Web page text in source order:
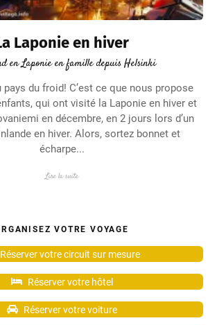
Laponie en hiver
en Laponie en famille depuis Helsinki
pays du froid! C’est ce que nous propose
qui ont visité la Laponie en hiver et
en décembre, en 2 jours lors d’un
en hiver. Alors, sortez bonnet et
écharpe...
Lire la suite
VOTRE VOYAGE
Réserver votre circuit sur mesure
Réserver votre hôtel
Réserver votre voiture